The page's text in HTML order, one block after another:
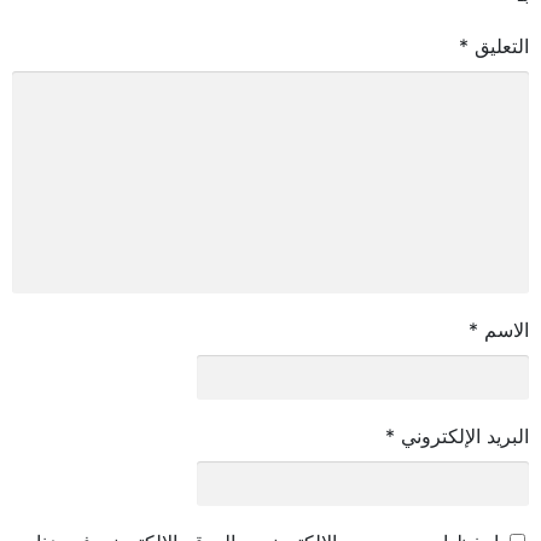
التعليق *
الاسم *
البريد الإلكتروني *